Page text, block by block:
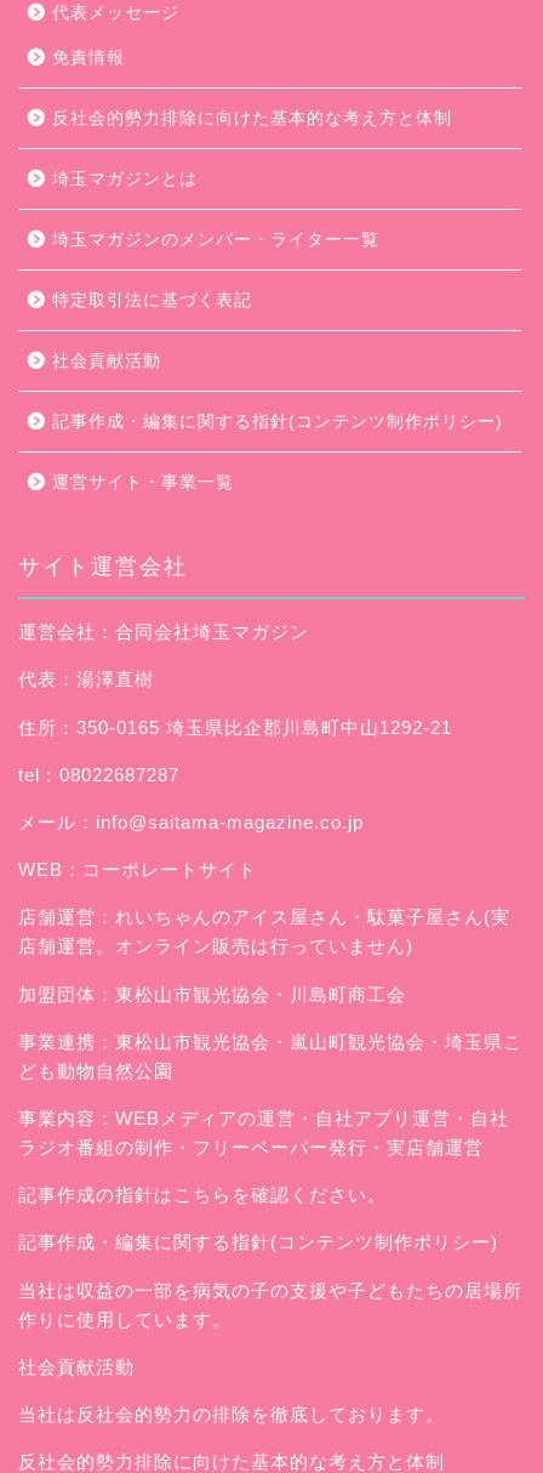
代表メッセージ
免責情報
反社会的勢力排除に向けた基本的な考え方と体制
埼玉マガジンとは
埼玉マガジンのメンバー・ライター一覧
特定取引法に基づく表記
社会貢献活動
記事作成・編集に関する指針(コンテンツ制作ポリシー)
運営サイト・事業一覧
サイト運営会社
運営会社：合同会社埼玉マガジン
代表：湯澤直樹
住所：350-0165 埼玉県比企郡川島町中山1292-21
tel：08022687287
メール： info@saitama-magazine.co.jp
WEB： コーポレートサイト
店舗運営： れいちゃんのアイス屋さん ・駄菓子屋さん(実
店舗運営。オンライン販売は行っていません)
加盟団体：東松山市観光協会・川島町商工会
事業連携：東松山市観光協会・嵐山町観光協会・埼玉県こ
ども動物自然公園
事業内容：WEBメディアの運営・自社アプリ運営・自社
ラジオ番組の制作・フリーペーパー発行・実店舗運営
記事作成の指針はこちらを確認ください。
記事作成・編集に関する指針(コンテンツ制作ポリシー)
当社は収益の一部を病気の子の支援や子どもたちの居場所
作りに使用しています。
社会貢献活動
当社は反社会的勢力の排除を徹底しております。
反社会的勢力排除に向けた基本的な考え方と体制